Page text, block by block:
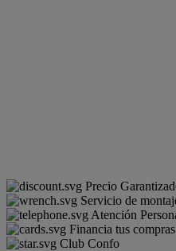
Precio
Servicio de
Atención
Financia tus
Club Confo